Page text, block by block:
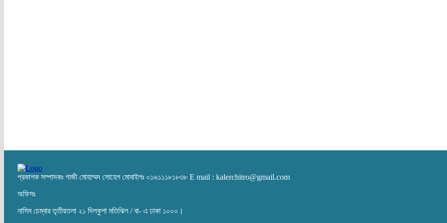
প্রকাশক সম্পাদকঃ গাজী মোহাম্মদ সোহেল মোবাইলঃ ০১৬১১১৮১৮৩৮ E mail : kalerchitro@gmail.com
অফিসঃ
নাসিম চেম্বার তৃতীয়তলা ২১ দিলকুশা মতিঝিল / বা- এ ঢাকা ১০০০।